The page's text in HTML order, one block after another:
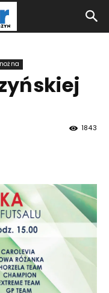
1843